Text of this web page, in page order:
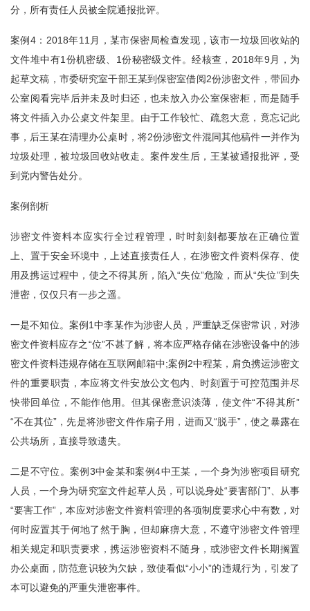
分，所有责任人员被全院通报批评。
案例4：2018年11月，某市保密局检查发现，该市一垃圾回收站的
文件堆中有1份机密级、1份秘密级文件。经核查，2018年9月，为
起草文稿，市委研究室干部王某到保密室借阅2份涉密文件，带回办
公室阅看完毕后并未及时归还，也未放入办公室保密柜，而是随手
将文件插入办公桌文件架里。由于工作较忙、疏忽大意，竟忘记此
事，后王某在清理办公桌时，将2份涉密文件混同其他稿件一并作为
垃圾处理，被垃圾回收站收走。案件发生后，王某被通报批评，受
到党内警告处分。
案例剖析
涉密文件资料本应实行全过程管理，时时刻刻都要放在正确位置
上、置于安全环境中，上述直接责任人，在涉密文件资料保存、使
用及携运过程中，使之不得其所，陷入“失位”危险，而从“失位”到失
泄密，仅仅只有一步之遥。
一是不知位。案例1中李某作为涉密人员，严重缺乏保密常识，对涉
密文件资料应存之“位”不甚了解，将本应严格存储在涉密设备中的涉
密文件资料违规存储在互联网邮箱中;案例2中程某，肩负携运涉密文
件的重要职责，本应将文件安放公文包内、时刻置于可控范围并尽
快带回单位，不能作他用。但其保密意识淡薄，使文件“不得其所”
“不在其位”，先是将涉密文件作扇子用，进而又“脱手”，使之暴露在
公共场所，直接导致遗失。
二是不守位。案例3中金某和案例4中王某，一个身为涉密项目研究
人员，一个身为研究室文件起草人员，可以说身处“要害部门”、从事
“要害工作”，本应对涉密文件资料管理的各项制度要求心中有数，对
何时应置其于何地了然于胸，但却麻痹大意，不遵守涉密文件管理
相关规定和职责要求，携运涉密资料不随身，或涉密文件长期搁置
办公桌面，防范意识较为欠缺，致使看似“小小”的违规行为，引发了
本可以避免的严重失泄密事件。